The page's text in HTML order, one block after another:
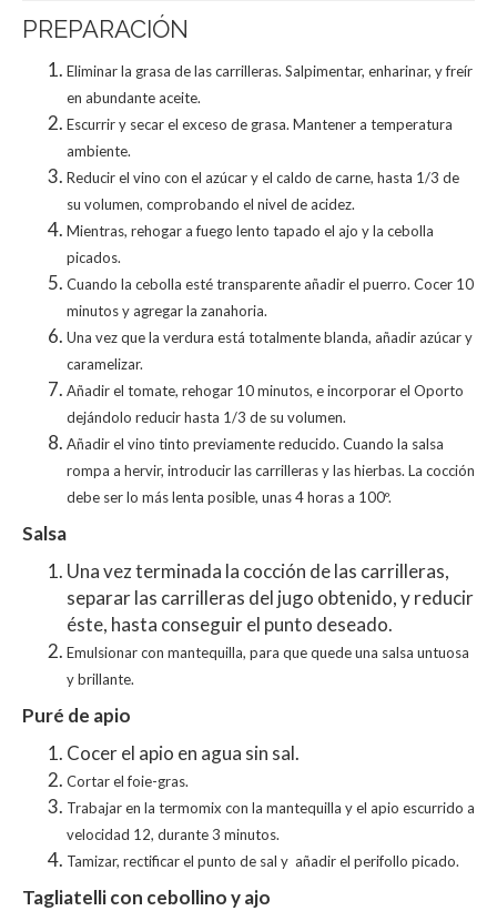
PREPARACIÓN
Eliminar la grasa de las carrilleras. Salpimentar, enharinar, y freír
en abundante aceite.
Escurrir y secar el exceso de grasa. Mantener a temperatura
ambiente.
Reducir el vino con el azúcar y el caldo de carne, hasta 1/3 de
su volumen, comprobando el nivel de acidez.
Mientras, rehogar a fuego lento tapado el ajo y la cebolla
picados.
Cuando la cebolla esté transparente añadir el puerro. Cocer 10
minutos y agregar la zanahoria.
Una vez que la verdura está totalmente blanda, añadir azúcar y
caramelizar.
Añadir el tomate, rehogar 10 minutos, e incorporar el Oporto
dejándolo reducir hasta 1/3 de su volumen.
Añadir el vino tinto previamente reducido. Cuando la salsa
rompa a hervir, introducir las carrilleras y las hierbas. La cocción
debe ser lo más lenta posible, unas 4 horas a 100º.
Salsa
Una vez terminada la cocción de las carrilleras,
separar las carrilleras del jugo obtenido, y reducir
éste, hasta conseguir el punto deseado.
Emulsionar con mantequilla, para que quede una salsa untuosa
y brillante.
Puré de apio
Cocer el apio en agua sin sal.
Cortar el foie-gras.
Trabajar en la termomix con la mantequilla y el apio escurrido a
velocidad 12, durante 3 minutos.
Tamizar, rectificar el punto de sal y añadir el perifollo picado.
Tagliatelli con cebollino y ajo